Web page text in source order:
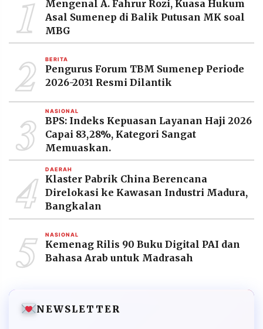
©
Resolusi.co
-
PT.
RESOLUSI
MEDIA
1
Mengenal A. Fahrur Rozi, Kuasa Hukum
Asal Sumenep di Balik Putusan MK soal
MBG
2 BERITA
Pengurus Forum TBM Sumenep Periode
2026-2031 Resmi Dilantik
3 NASIONAL
BPS: Indeks Kepuasan Layanan Haji 2026
Capai 83,28%, Kategori Sangat
Memuaskan.
4 DAERAH
Klaster Pabrik China Berencana
Direlokasi ke Kawasan Industri Madura,
Bangkalan
5 NASIONAL
Kemenag Rilis 90 Buku Digital PAI dan
Bahasa Arab untuk Madrasah
NEWSLETTER